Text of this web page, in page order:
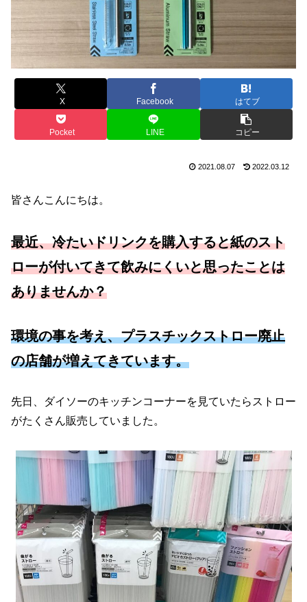
X Facebook はてブ
Pocket LINE コピー
2021.08.07 2022.03.12
皆さんこんにちは。
最近、冷たいドリンクを購入すると紙のスト
ローが付いてきて飲みにくいと思ったことは
ありませんか？
環境の事を考え、プラスチックストロー廃止
の店舗が増えてきています。
先日、ダイソーのキッチンコーナーを見ていたらストロー
がたくさん販売していました。